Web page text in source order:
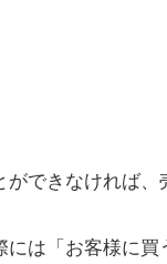
ができなければ、
には「お客様に買